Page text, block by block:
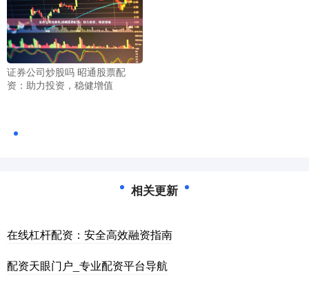
证券公司炒股吗 昭通股票配
资：助力投资，稳健增值
相关更新
在线杠杆配资：安全高效融资指南
配资天眼门户_专业配资平台导航